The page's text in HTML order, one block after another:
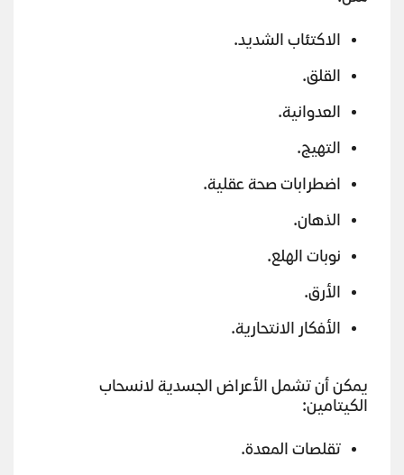
الاكتئاب الشديد.
القلق.
العدوانية.
التهيج.
اضطرابات صحة عقلية.
الذهان.
نوبات الهلع.
الأرق.
الأفكار الانتحارية.
يمكن أن تشمل الأعراض الجسدية لانسحاب
الكيتامين:
تقلصات المعدة.